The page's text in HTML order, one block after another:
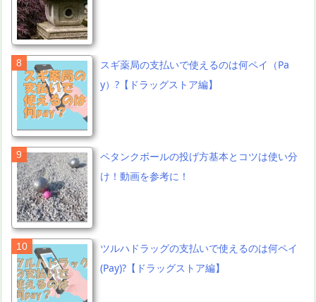
スギ薬局の支払いで使えるのは何ペイ（Pa
y）?【ドラッグストア編】
ペタンクボールの投げ方基本とコツは使い分
け！動画を参考に！
ツルハドラッグの支払いで使えるのは何ペイ
(Pay)?【ドラッグストア編】